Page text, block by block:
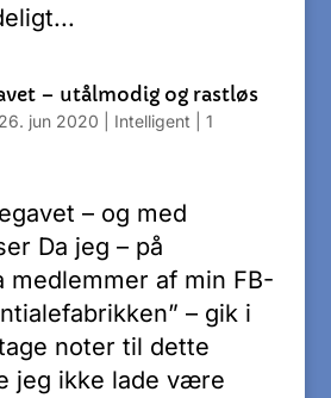
– utålmodig og rastløs
26. jun 2020 Intelligent
1
– og med
Da jeg – på
medlemmer af min FB-
– gik i
noter til dette
jeg ikke lade være